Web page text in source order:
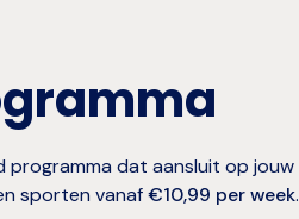
programma dat aansluit op jouw
sporten vanaf€10,99 per week.